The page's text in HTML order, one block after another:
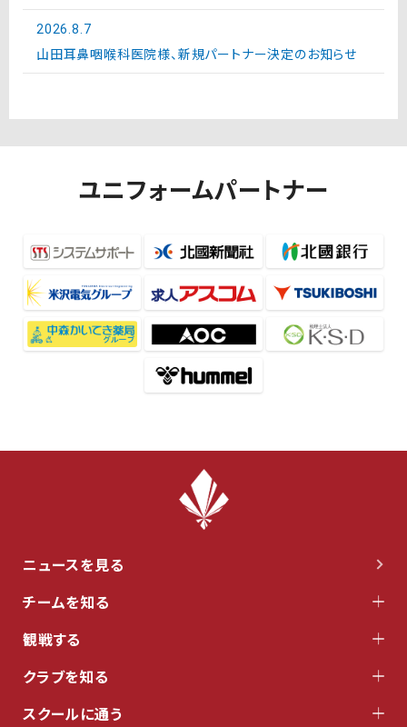
2026.8.7
山田耳鼻咽喉科医院様、新規パートナー決定のお知らせ
ユニフォームパートナー
ニュースを見る
チームを知る
観戦する
クラブを知る
スクールに通う